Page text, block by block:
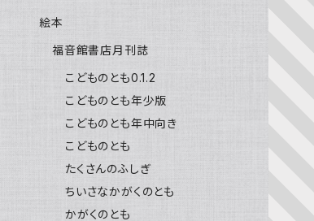
絵本
福音館書店月刊誌
こどものとも0.1.2
こどものとも年少版
こどものとも年中向き
こどものとも
たくさんのふしぎ
ちいさなかがくのとも
かがくのとも